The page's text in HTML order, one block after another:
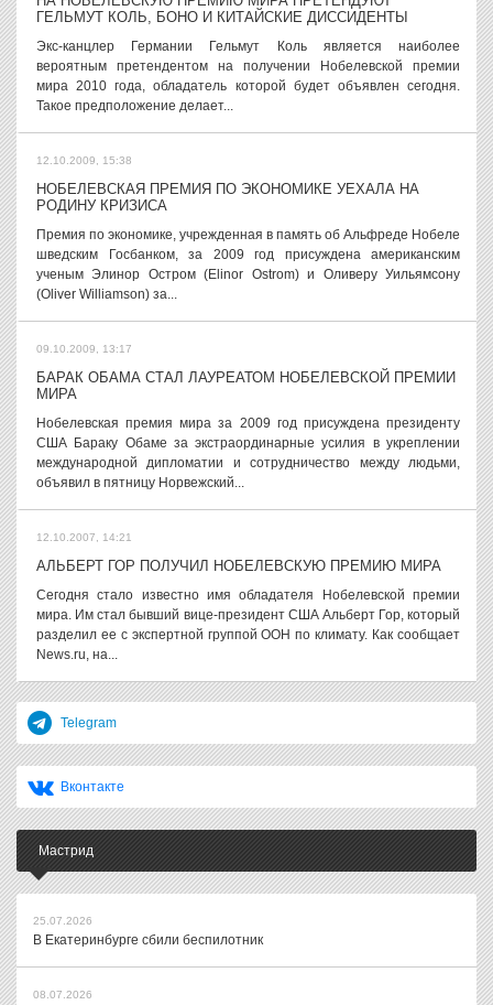
ГЕЛЬМУТ КОЛЬ, БОНО И КИТАЙСКИЕ ДИССИДЕНТЫ
Экс-канцлер Германии Гельмут Коль является наиболее
вероятным претендентом на получении Нобелевской премии
мира 2010 года, обладатель которой будет объявлен сегодня.
Такое предположение делает...
12.10.2009, 15:38
НОБЕЛЕВСКАЯ ПРЕМИЯ ПО ЭКОНОМИКЕ УЕХАЛА НА
РОДИНУ КРИЗИСА
Премия по экономике, учрежденная в память об Альфреде Нобеле
шведским Госбанком, за 2009 год присуждена американским
ученым Элинор Остром (Elinor Ostrom) и Оливеру Уильямсону
(Oliver Williamson) за...
09.10.2009, 13:17
БАРАК ОБАМА СТАЛ ЛАУРЕАТОМ НОБЕЛЕВСКОЙ ПРЕМИИ
МИРА
Нобелевская премия мира за 2009 год присуждена президенту
США Бараку Обаме за экстраординарные усилия в укреплении
международной дипломатии и сотрудничество между людьми,
объявил в пятницу Норвежский...
12.10.2007, 14:21
АЛЬБЕРТ ГОР ПОЛУЧИЛ НОБЕЛЕВСКУЮ ПРЕМИЮ МИРА
Сегодня стало известно имя обладателя Нобелевской премии
мира. Им стал бывший вице-президент США Альберт Гор, который
разделил ее с экспертной группой ООН по климату. Как сообщает
News.ru, на...
Telegram
Вконтакте
Мастрид
25.07.2026
В Екатеринбурге сбили беспилотник
08.07.2026